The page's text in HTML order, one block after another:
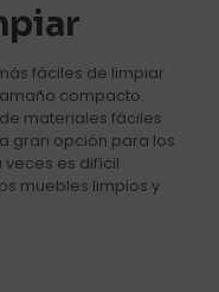
fáciles de limpiar
compacto.
materiales fáciles
gran opción para los
es difícil
muebles limpios y